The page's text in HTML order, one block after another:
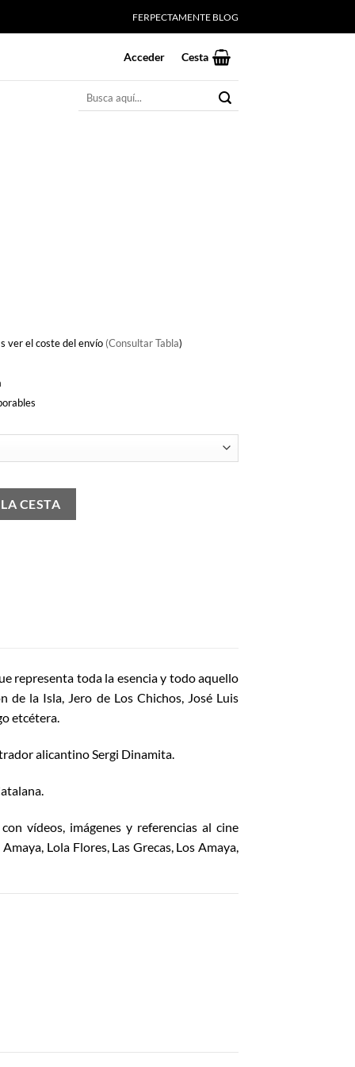
FERPECTAMENTE BLOG
Acceder Cesta
Buscar
ver el coste del envío (Consultar Tabla)
CESTA
representa toda la esencia y todo aquello
de la Isla, Jero de Los Chichos, José Luis
etcétera.
alicantino Sergi Dinamita.
vídeos, imágenes y referencias al cine
Lola Flores, Las Grecas, Los Amaya,